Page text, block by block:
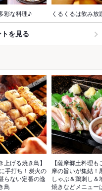
彩な料理♪ くるくるは飲み放
を見る
上げる焼き鳥】
手打ち！炭火の
らない定番の逸
鳥
【薩摩郷土料理
摩の旨いが集結！
しゃぶ＆鶏刺し＆
焼きなどメニュー